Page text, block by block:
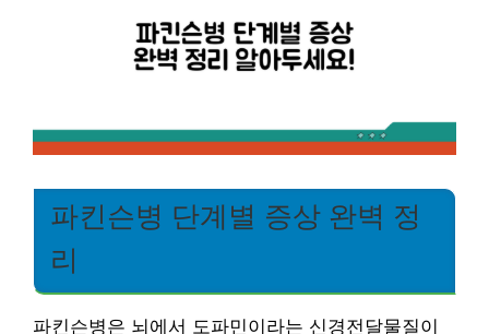
파킨슨병 단계별 증상 완벽 정
리
파킨슨병은 뇌에서 도파민이라는 신경전달물질이